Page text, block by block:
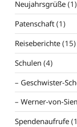
Neujahrsgrüße (1)
Patenschaft (1)
Reiseberichte (15)
Schulen (4)
Geschwister-
Werner-von-
Spendenaufrufe